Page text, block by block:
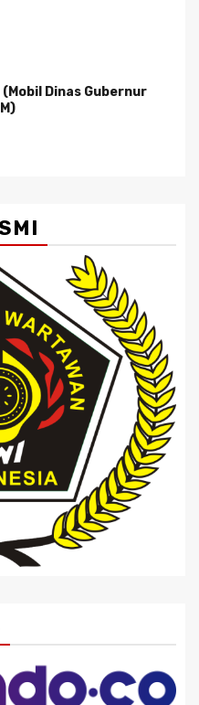
(Mobil Dinas Gubernur